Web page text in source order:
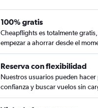
100% gratis
Cheapflights es totalmente
empezar a ahorrar desde el
Reserva con flexibilidad
Nuestros usuarios pueden
confianza y buscar vuelos sin